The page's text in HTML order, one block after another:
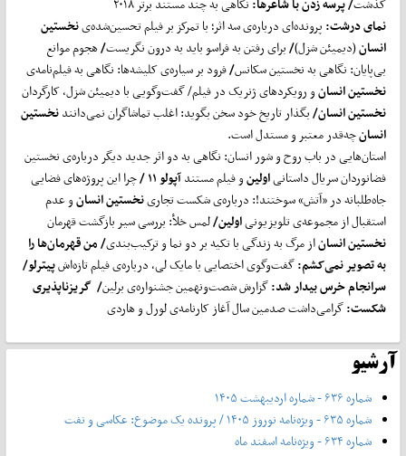
نمای درشت:پرونده‌ای درباره‌ی سه اثر؛ با تمرکز بر فیلم تحسین‌شده‌ینخستین
انسان(دیمیئن شزل)/برای رفتن به فراسو باید به درون نگریست/هجوم موانع
بی‌پایان: نگاهی به نخستین سکانس/فرود بر سیاره‌ی کلیشه‌ها: نگاهی به فیلم‌نامه‌ی
نخستین انسانو رویکردهای ژنریک در فیلم/ گفت‌وگویی با دیمیئن شزل، کارگردان
نخستین انسان/بگذار تاریخ خود سخن بگوید: اغلب تماشاگران نمی‌دانندنخستین
انسانچه‌قدر معتبر و مستدل است.
استان‌هایی در باب روح و شور انسان: نگاهی به دو اثر جدید دیگر درباره‌ی نخستین
فضانوردان سریال داستانیاولینو فیلم مستندآپولو ۱۱ /
چرا این پروژه‌های فضایی
جاه‌طلبانه در «آتش» سوختند!: درباره‌ی شکست تجارینخستین انسانو عدم
استقبال از مجموعه‌ی تلویزیونیاولین/لمس خلأ: بررسی سیر بازگشت قهرمان
نخستین انساناز مرگ به زندگی با تکیه بر دو نما و ترکیب‌بندی/ من قهرمانها را
به تصویر نمیکشم:گفت‌وگوی اختصایی با مایک لی، درباره‌ی فیلم تازه‌اشپیترلو/
سرانجام خرس بیدار شد:گزارش شصت‌ونهمین جشنواره‌ی برلین/ گریزناپذیری
شکست:گرامی‌داشت صدمین سال آغاز کارنامه‌ی لورل و هاردی
آرشیو
شماره ۶۳۶ - شماره اردیبهشت ۱۴۰۵
شماره ۶۳۵ - ویژه‌نامه نوروز ۱۴۰۵ / پرونده یک موضوع: عکاسی و نفت
شماره ۶۳۴ - ویژه‌نامه اسفند ماه